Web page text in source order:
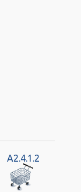
A2.4.1.2